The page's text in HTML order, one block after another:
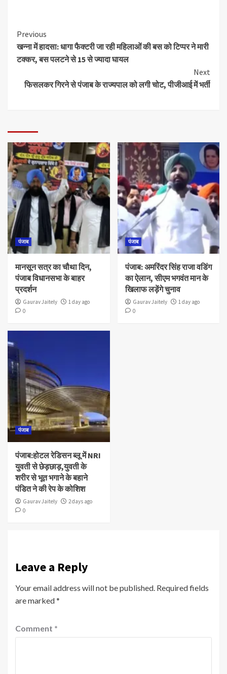
Previous
खन्ना में हादसा: धागा फैक्टरी जा रही महिलाओं की बस को टिप्पर ने मारी
टक्कर, बस पलटने से 15 से ज्यादा घायल
Next
फिसलकर गिरने से पंजाब के राज्यपाल को लगी चोट, पीजीआई में भर्ती
पंजाब
मानसून सत्र का चौथा दिन,
पंजाब विधानसभा के बाहर
प्रदर्शन
Gaurav Jaitely
1 day ago
0
पंजाब
पंजाब: अमरिंदर सिंह राजा वडिंग
का ऐलान, सीएम भगवंत मान के
खिलाफ लड़ेंगे चुनाव
Gaurav Jaitely
1 day ago
0
पंजाब
पंजाब:होटल रेडिसन ब्लू में NRI
युवती से छेड़छाड़,युवती के
शरीर से भूत भगाने के बहाने
पंडित ने की रेप के कोशिश
Gaurav Jaitely
2 days ago
0
Leave a Reply
Your email address will not be published. Required fields
are marked*
Comment *